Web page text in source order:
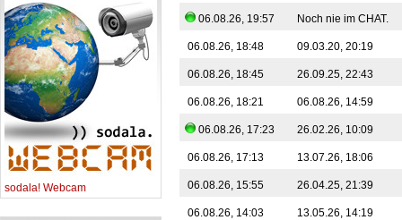
sodala! Webcam
06.08.26, 19:57 Noch nie im CHAT.
06.08.26, 18:48 09.03.20, 20:19
06.08.26, 18:45 26.09.25, 22:43
06.08.26, 18:21 06.08.26, 14:59
06.08.26, 17:23 26.02.26, 10:09
06.08.26, 17:13 13.07.26, 18:06
06.08.26, 15:55 26.04.25, 21:39
06.08.26, 14:03 13.05.26, 14:19